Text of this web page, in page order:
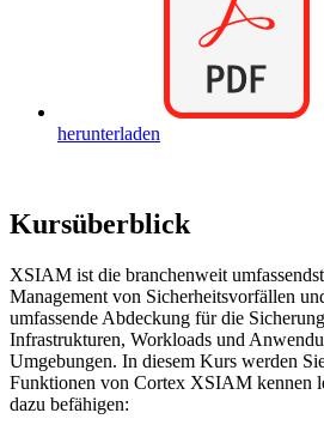
herunterladen
Kursüberblick
XSIAM ist die branchenweit
Management von Sicherheitsvorfällen
umfassende Abdeckung für die
Infrastrukturen, Workloads und
Umgebungen. In diesem Kurs werden
Funktionen von Cortex XSIAM kennen
dazu befähigen: